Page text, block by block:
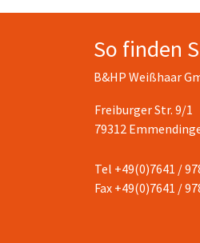
So finden
B&HP Weißhaar
Freiburger Str. 9/1
79312
Tel +49(0)7641 /
Fax +49(0)7641 /